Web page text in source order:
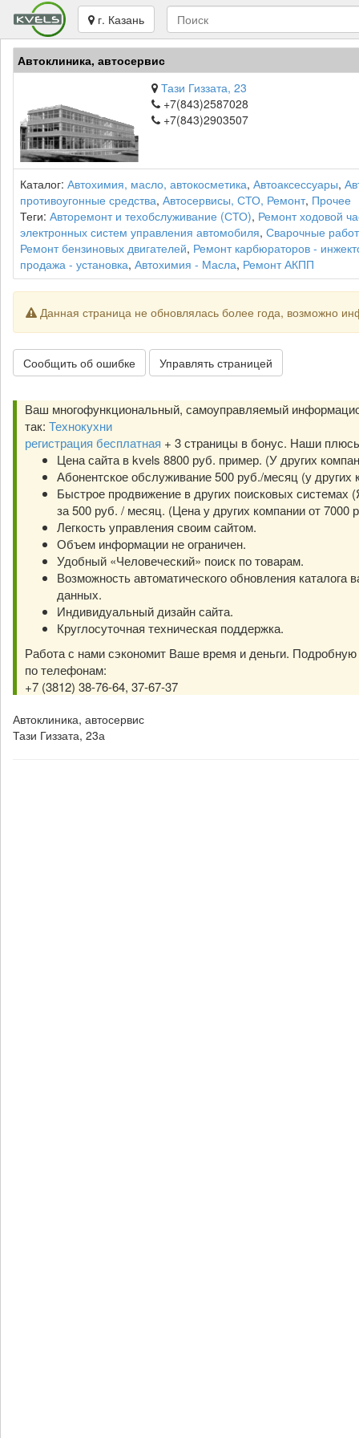
г. Казань
Автоклиника, автосервис
Тази Гиззата, 23
+7(843)2587028
+7(843)2903507
Каталог: Автохимия, масло, автокосметика, Автоаксессуары,
противоугонные средства, Автосервисы, СТО, Ремонт, Прочее
Теги: Авторемонт и техобслуживание (СТО), Ремонт ходовой
электронных систем управления автомобиля, Сварочные
Ремонт бензиновых двигателей, Ремонт карбюраторов -
продажа - установка, Автохимия - Масла, Ремонт АКПП
Данная страница не обновлялась более года, возможно
Сообщить об ошибке Управлять страницей
Ваш многофункциональный, самоуправляемый
так: Технокухни
регистрация бесплатная + 3 страницы в бонус. Наши
Цена сайта в kvels 8800 руб. пример. (У других
Абонентское обслуживание 500 руб./месяц (у других
Быстрое продвижение в других поисковых системах
за 500 руб. / месяц. (Цена у других компании от 7000
Легкость управления своим сайтом.
Объем информации не ограничен.
Удобный «Человеческий» поиск по товарам.
Возможность автоматического обновления каталога
данных.
Индивидуальный дизайн сайта.
Круглосуточная техническая поддержка.
Работа с нами сэкономит Ваше время и деньги.
по телефонам:
+7 (3812) 38-76-64, 37-67-37
Автоклиника, автосервис
Тази Гиззата, 23а